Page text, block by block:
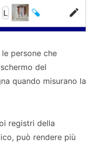
persone che
del
quando misurano la
registri della
può rendere più